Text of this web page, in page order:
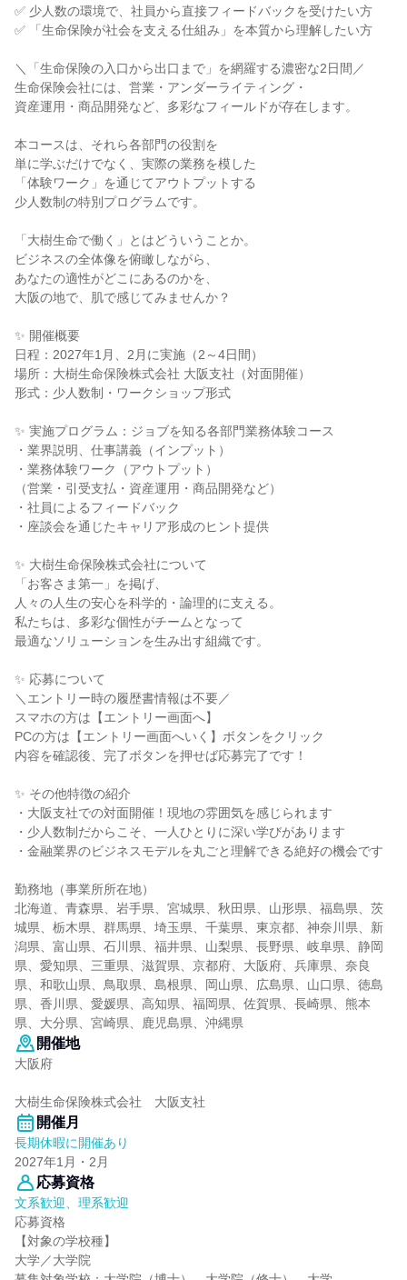
✅ 少人数の環境で、社員から直接フィードバックを受けたい方
✅ 「生命保険が社会を支える仕組み」を本質から理解したい方
＼「生命保険の入口から出口まで」を網羅する濃密な2日間／
生命保険会社には、営業・アンダーライティング・
資産運用・商品開発など、多彩なフィールドが存在します。
本コースは、それら各部門の役割を
単に学ぶだけでなく、実際の業務を模した
「体験ワーク」を通じてアウトプットする
少人数制の特別プログラムです。
「大樹生命で働く」とはどういうことか。
ビジネスの全体像を俯瞰しながら、
あなたの適性がどこにあるのかを、
大阪の地で、肌で感じてみませんか？
✨ 開催概要
日程：2027年1月、2月に実施（2～4日間）
場所：大樹生命保険株式会社 大阪支社（対面開催）
形式：少人数制・ワークショップ形式
✨ 実施プログラム：ジョブを知る各部門業務体験コース
・業界説明、仕事講義（インプット）
・業務体験ワーク（アウトプット）
（営業・引受支払・資産運用・商品開発など）
・社員によるフィードバック
・座談会を通じたキャリア形成のヒント提供
✨ 大樹生命保険株式会社について
「お客さま第一」を掲げ、
人々の人生の安心を科学的・論理的に支える。
私たちは、多彩な個性がチームとなって
最適なソリューションを生み出す組織です。
✨ 応募について
＼エントリー時の履歴書情報は不要／
スマホの方は【エントリー画面へ】
PCの方は【エントリー画面へいく】ボタンをクリック
内容を確認後、完了ボタンを押せば応募完了です！
✨ その他特徴の紹介
・大阪支社での対面開催！現地の雰囲気を感じられます
・少人数制だからこそ、一人ひとりに深い学びがあります
・金融業界のビジネスモデルを丸ごと理解できる絶好の機会です
勤務地（事業所所在地）
北海道、青森県、岩手県、宮城県、秋田県、山形県、福島県、茨
城県、栃木県、群馬県、埼玉県、千葉県、東京都、神奈川県、新
潟県、富山県、石川県、福井県、山梨県、長野県、岐阜県、静岡
県、愛知県、三重県、滋賀県、京都府、大阪府、兵庫県、奈良
県、和歌山県、鳥取県、島根県、岡山県、広島県、山口県、徳島
県、香川県、愛媛県、高知県、福岡県、佐賀県、長崎県、熊本
県、大分県、宮崎県、鹿児島県、沖縄県
開催地
大阪府
大樹生命保険株式会社 大阪支社
開催月
長期休暇に開催あり
2027年1月・2月
応募資格
文系歓迎、理系歓迎
応募資格
【対象の学校種】
大学／大学院